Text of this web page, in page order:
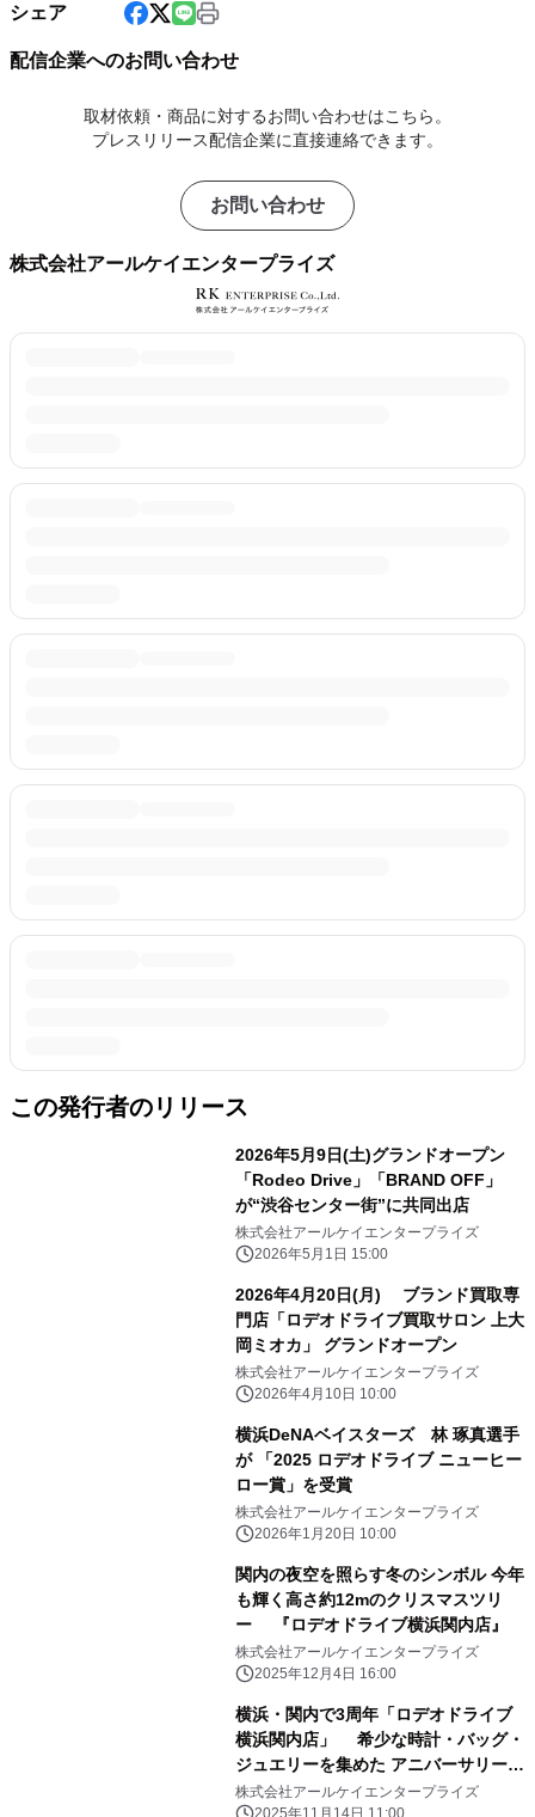
シェア
配信企業へのお問い合わせ
取材依頼・商品に対するお問い合わせはこちら。
プレスリリース配信企業に直接連絡できます。
お問い合わせ
株式会社アールケイエンタープライズ
この発行者のリリース
2026年5月9日(土)グランドオープン
「Rodeo Drive」「BRAND OFF」
が“渋谷センター街”に共同出店
株式会社アールケイエンタープライズ
2026年5月1日 15:00
2026年4月20日(月) ブランド買取専
門店「ロデオドライブ買取サロン 上大
岡ミオカ」 グランドオープン
株式会社アールケイエンタープライズ
2026年4月10日 10:00
横浜DeNAベイスターズ 林 琢真選手
が 「2025 ロデオドライブ ニューヒー
ロー賞」を受賞
株式会社アールケイエンタープライズ
2026年1月20日 10:00
関内の夜空を照らす冬のシンボル 今年
も輝く高さ約12mのクリスマスツリ
ー 『ロデオドライブ横浜関内店』
株式会社アールケイエンタープライズ
2025年12月4日 16:00
横浜・関内で3周年「ロデオドライブ
横浜関内店」 希少な時計・バッグ・
ジュエリーを集めた アニバーサリーイ
ベント開催 2025年11月15日(土)～
株式会社アールケイエンタープライズ
2025年11月14日 11:00